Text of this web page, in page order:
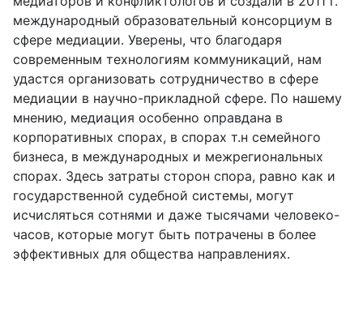
международный образовательный консорциум в
сфере медиации. Уверены, что благодаря
современным технологиям коммуникаций, нам
удастся организовать сотрудничество в сфере
медиации в научно-прикладной сфере. По нашему
мнению, медиация особенно оправдана в
корпоративных спорах, в спорах т.н семейного
бизнеса, в международных и межрегиональных
спорах. Здесь затраты сторон спора, равно как и
государственной судебной системы, могут
исчисляться сотнями и даже тысячами человеко-
часов, которые могут быть потрачены в более
эффективных для общества направлениях.